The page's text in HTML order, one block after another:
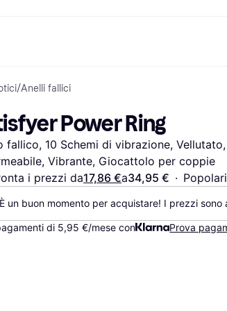
Acquisti e ricompense
Esplora i negozi
Abbonamento
Saldo
Conto di risparmio
Deposito flessibile
Conto deposito
Acquista e confronta i prezzi
Salute & Bellezza
Abbigliamento
Giocattoli
Case e Interni
Audio e Video
Sport e Outdoor
Informatica
Telefoni &
Bambini e
Trasporti
Giardino e Patio
Elettrodomestici
Cucina
Elettrodomestici
/Anelli fallici
Power Ring
fallico, 10 Schemi di vibrazione,
Vibrante, Giocattolo per coppie
i prezzi da17,86 €a34,95 € ·
È un buon momento per acquistare! I prezzi
di 5,95 €/mese con Prova